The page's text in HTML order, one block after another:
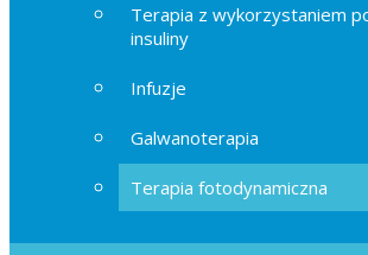
Terapia z wykorzystaniem
insuliny
Infuzje
Galwanoterapia
Terapia fotodynamiczna